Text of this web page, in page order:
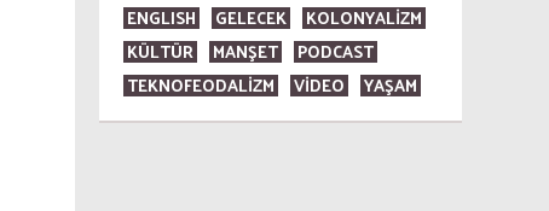
ENGLISH
GELECEK
KOLONYALİZM
KÜLTÜR
MANŞET
PODCAST
TEKNOFEODALİZM
VİDEO YAŞAM